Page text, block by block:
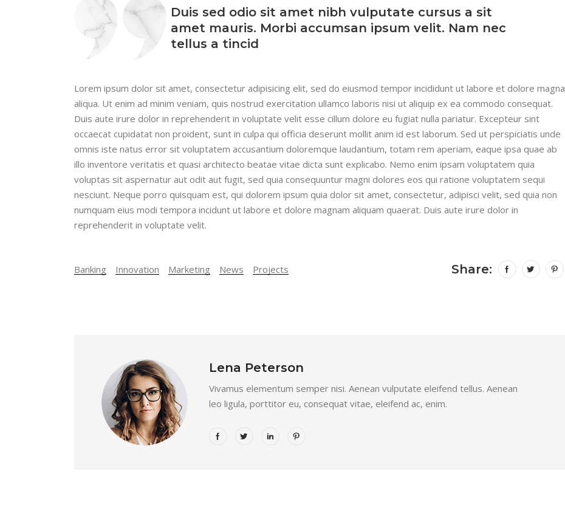
Duis sed odio sit amet nibh vulputate cursus a sit
amet mauris. Morbi accumsan ipsum velit. Nam nec
tellus a tincid
Lorem ipsum dolor sit amet, consectetur adipisicing elit, sed do eiusmod tempor incididunt ut labore et dolore magna
aliqua. Ut enim ad minim veniam, quis nostrud exercitation ullamco laboris nisi ut aliquip ex ea commodo consequat.
Duis aute irure dolor in reprehenderit in voluptate velit esse cillum dolore eu fugiat nulla pariatur. Excepteur sint
occaecat cupidatat non proident, sunt in culpa qui officia deserunt mollit anim id est laborum. Sed ut perspiciatis unde
omnis iste natus error sit voluptatem accusantium doloremque laudantium, totam rem aperiam, eaque ipsa quae ab
illo inventore veritatis et quasi architecto beatae vitae dicta sunt explicabo. Nemo enim ipsam voluptatem quia
voluptas sit aspernatur aut odit aut fugit, sed quia consequuntur magni dolores eos qui ratione voluptatem sequi
nesciunt. Neque porro quisquam est, qui dolorem ipsum quia dolor sit amet, consectetur, adipisci velit, sed quia non
numquam eius modi tempora incidunt ut labore et dolore magnam aliquam quaerat. Duis aute irure dolor in
reprehenderit in voluptate velit.
Banking Innovation Marketing News Projects Share:
Lena Peterson
Vivamus elementum semper nisi. Aenean vulputate eleifend tellus. Aenean
leo ligula, porttitor eu, consequat vitae, eleifend ac, enim.